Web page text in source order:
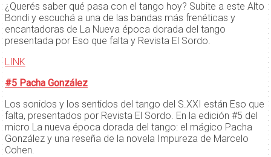
¿Querés saber qué pasa con el tango hoy? Subite a este Alto
Bondi y escuchá a una de las bandas más frenéticas y
encantadoras de La Nueva época dorada del tango
presentada por Eso que falta y Revista El Sordo.
LINK
#5 Pacha González
Los sonidos y los sentidos del tango del S.XXI están Eso que
falta, presentados por Revista El Sordo. En la edición #5 del
micro La nueva época dorada del tango: el mágico Pacha
González y una reseña de la novela Impureza de Marcelo
Cohen.